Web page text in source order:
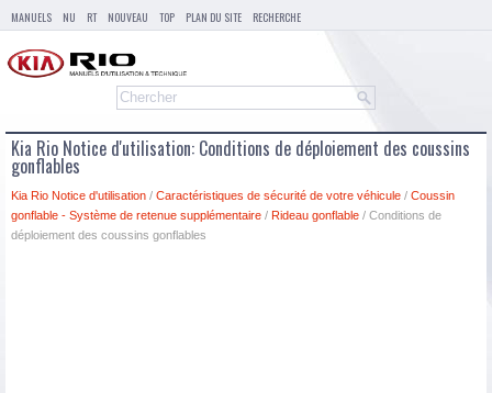
MANUELS NU RT NOUVEAU TOP PLAN DU SITE RECHERCHE
Kia Rio Notice d'utilisation: Conditions de déploiement des coussins
gonflables
Kia Rio Notice d'utilisation / Caractéristiques de sécurité de votre véhicule / Coussin
gonflable - Système de retenue supplémentaire / Rideau gonflable / Conditions de
déploiement des coussins gonflables